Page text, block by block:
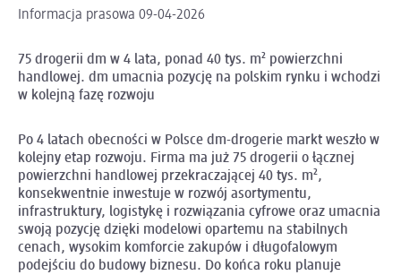
Informacja prasowa 09-04-2026
75 drogerii dm w 4 lata, ponad 40 tys. m² powierzchni
handlowej. dm umacnia pozycję na polskim rynku i wchodzi
w kolejną fazę rozwoju
Po 4 latach obecności w Polsce dm-drogerie markt weszło w
kolejny etap rozwoju. Firma ma już 75 drogerii o łącznej
powierzchni handlowej przekraczającej 40 tys. m²,
konsekwentnie inwestuje w rozwój asortymentu,
infrastruktury, logistykę i rozwiązania cyfrowe oraz umacnia
swoją pozycję dzięki modelowi opartemu na stabilnych
cenach, wysokim komforcie zakupów i długofalowym
podejściu do budowy biznesu. Do końca roku planuje